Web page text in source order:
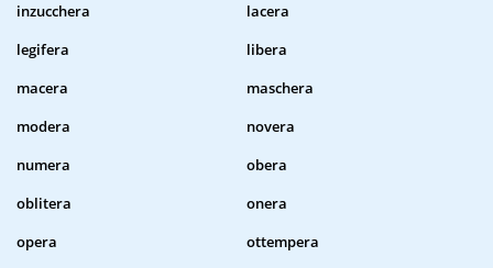
inzucchera
lacera
legifera
libera
macera
maschera
modera
novera
numera
obera
oblitera
onera
opera
ottempera